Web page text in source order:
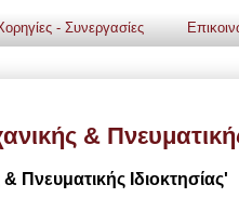
- Συνεργασίες
&
Πνευματικής Ιδιοκτησίας'